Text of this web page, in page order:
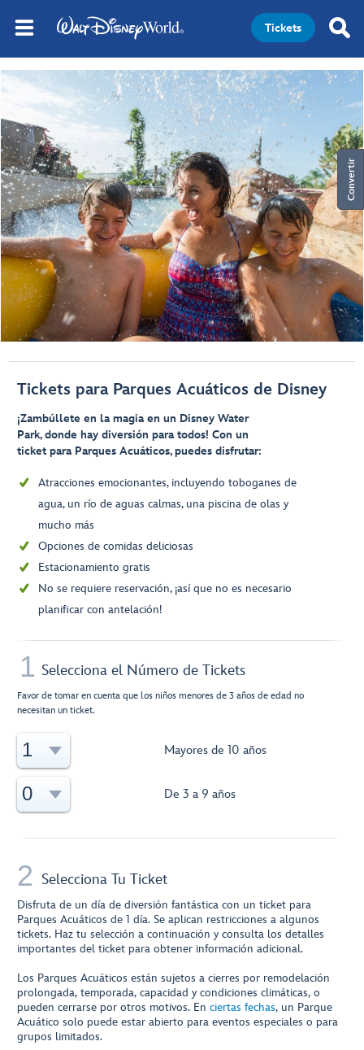
Tickets
Tickets para Parques Acuáticos de Disney
¡Zambúllete en la magia en un Disney Water
Park, donde hay diversión para todos! Con un
ticket para Parques Acuáticos, puedes disfrutar:
Atracciones emocionantes, incluyendo toboganes de
agua, un río de aguas calmas, una piscina de olas y
mucho más
Opciones de comidas deliciosas
Estacionamiento gratis
No se requiere reservación, ¡así que no es necesario
planificar con antelación!
1 Selecciona el Número de Tickets
Favor de tomar en cuenta que los niños menores de 3 años de edad no
necesitan un ticket.
Mayores de 10 años
1
De 3 a 9 años
0
2 Selecciona Tu Ticket
Disfruta de un día de diversión fantástica con un ticket para
Parques Acuáticos de 1 día. Se aplican restricciones a algunos
tickets. Haz tu selección a continuación y consulta los detalles
importantes del ticket para obtener información adicional.
Los Parques Acuáticos están sujetos a cierres por remodelación
prolongada, temporada, capacidad y condiciones climáticas, o
pueden cerrarse por otros motivos. Enciertas fechas, un Parque
Acuático solo puede estar abierto para eventos especiales o para
grupos limitados.
Convertir